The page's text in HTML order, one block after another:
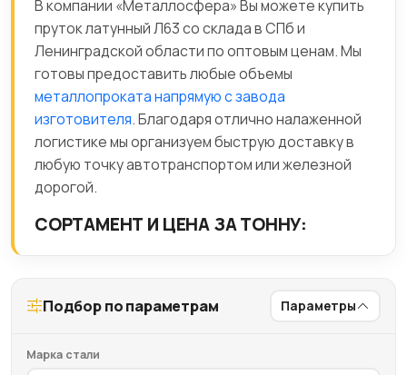
В компании «Металлосфера» Вы можете купить
пруток латунный Л63 со склада в СПб и
Ленинградской области по оптовым ценам. Мы
готовы предоставить любые объемы
металлопроката напрямую с завода
изготовителя. Благодаря отлично налаженной
логистике мы организуем быструю доставку в
любую точку автотранспортом или железной
дорогой.
СОРТАМЕНТ И ЦЕНА ЗА ТОННУ:
Подбор по параметрам Параметры
Марка стали